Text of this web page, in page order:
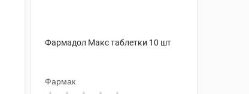
Фармадол Макс таблетки 10 шт
Фармак